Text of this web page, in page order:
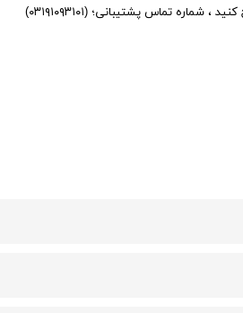
شماره تماس پشتیبانی؛ (۰۳۱۹۱۰۹۳۱۰۱)